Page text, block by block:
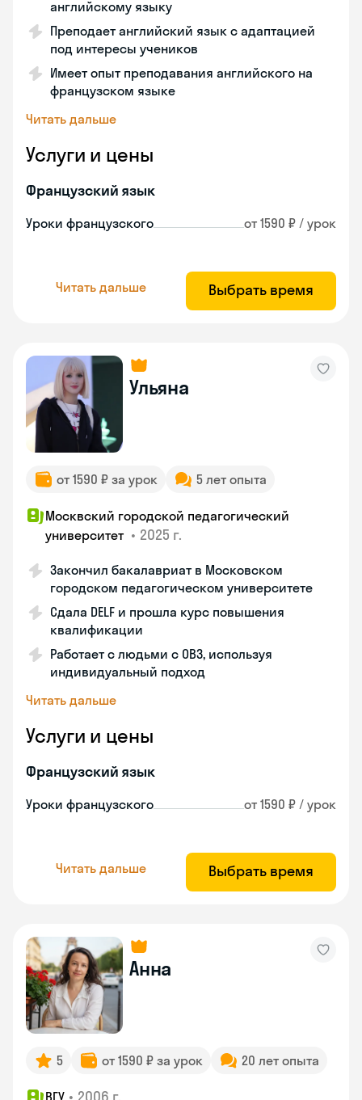
английскому языку
Преподает английский язык с адаптацией
под интересы учеников
Имеет опыт преподавания английского на
французском языке
Читать дальше
Услуги и цены
Французский язык
Уроки французского от 1590 ₽ / урок
Читать дальше Выбрать время
Ульяна
от 1590 ₽ за урок 5 лет опыта
Москвский городской педагогический
университет • 2025 г.
Закончил бакалавриат в Московском
городском педагогическом университете
Сдала DELF и прошла курс повышения
квалификации
Работает с людьми с ОВЗ, используя
индивидуальный подход
Читать дальше
Услуги и цены
Французский язык
Уроки французского от 1590 ₽ / урок
Читать дальше Выбрать время
Анна
5 от 1590 ₽ за урок 20 лет опыта
ВГУ